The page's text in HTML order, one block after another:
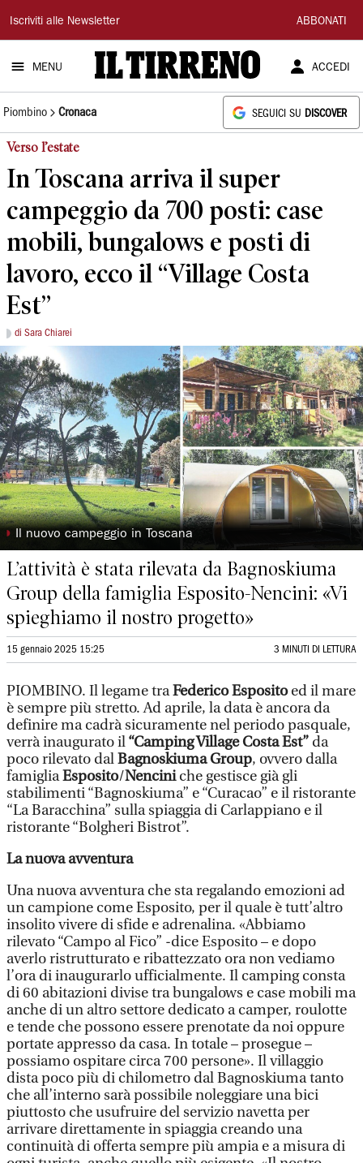
Il
Tirreno
Iscriviti alle Newsletter ABBONATI
MENU ACCEDI
Piombino Cronaca SEGUICI SU DISCOVER
Verso l’estate
In Toscana arriva il super
campeggio da 700 posti: case
mobili, bungalows e posti di
lavoro, ecco il “Village Costa
Est”
di Sara Chiarei
◗ Il nuovo campeggio in Toscana
L’attività è stata rilevata da Bagnoskiuma
Group della famiglia Esposito-Nencini: «Vi
spieghiamo il nostro progetto»
15 gennaio 2025 15:25 3 MINUTI DI LETTURA
PIOMBINO. Il legame traFederico Espositoed il mare
è sempre più stretto. Ad aprile, la data è ancora da
definire ma cadrà sicuramente nel periodo pasquale,
verrà inaugurato il“CampingVillage Costa Est” da
poco rilevato dalBagnoskiuma Group, ovvero dalla
famigliaEsposito/Nenciniche gestisce già gli
stabilimenti “Bagnoskiuma” e “Curacao” e il ristorante
“La Baracchina” sulla spiaggia di Carlappiano e il
ristorante “Bolgheri Bistrot”.
La nuova avventura
Una nuova avventura che sta regalando emozioni ad
un campione come Esposito, per il quale è tutt’altro
insolito vivere di sfide e adrenalina. «Abbiamo
rilevato “Campo al Fico” -dice Esposito – e dopo
averlo ristrutturato e ribattezzato ora non vediamo
l’ora di inaugurarlo ufficialmente. Il camping consta
di 60 abitazioni divise tra bungalows e case mobili ma
anche di un altro settore dedicato a camper, roulotte
e tende che possono essere prenotate da noi oppure
portate appresso da casa. In totale – prosegue –
possiamo ospitare circa 700 persone». Il villaggio
dista poco più di chilometro dal Bagnoskiuma tanto
che all’interno sarà possibile noleggiare una bici
piuttosto che usufruire del servizio navetta per
arrivare direttamente in spiaggia creando una
continuità di offerta sempre più ampia e a misura di